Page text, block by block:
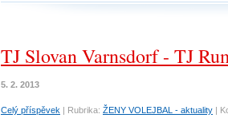
TJ Slovan Varnsdorf - TJ
5. 2. 2013
Celý příspěvek | Rubrika: ŽENY VOLEJBAL - aktuality |